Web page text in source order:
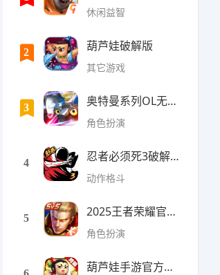
休闲益智
2 葫芦娃破解版
其它游戏
3 奥特曼系列OL无限光元(9
角色扮演
4 忍者必须死3破解版无限勾
动作格斗
5 2025王者荣耀官方全服版本
角色扮演
葫芦娃手游官方最新版